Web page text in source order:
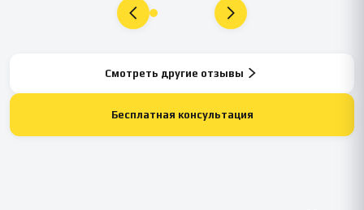
Смотреть другие отзывы
Бесплатная консультация